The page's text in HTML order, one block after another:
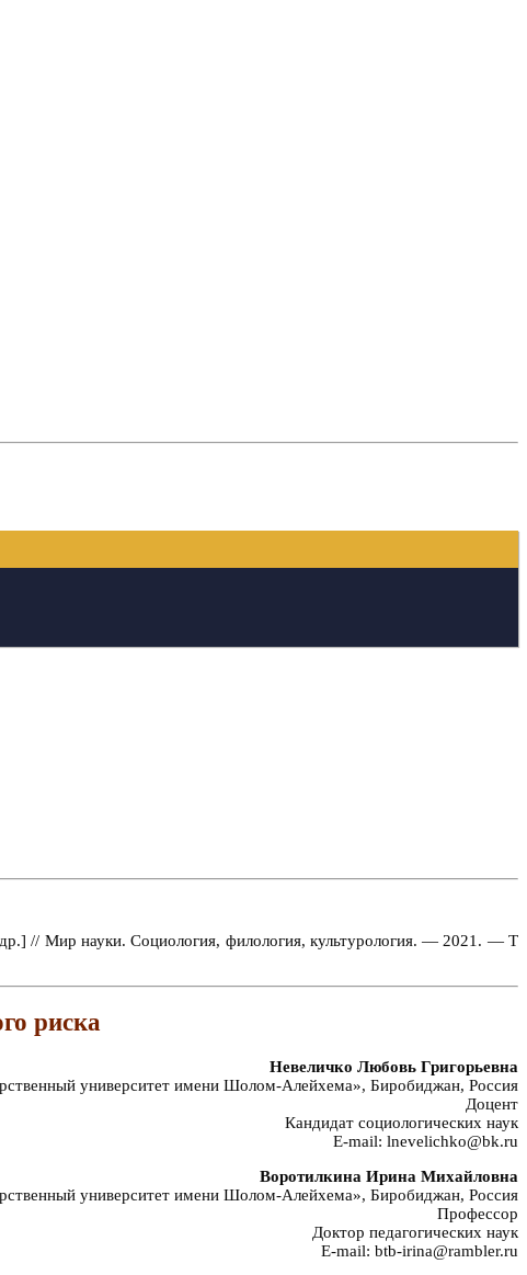
// Мир науки. Социология, филология, культурология. — 2021. — Т
риска
Невеличко Любовь Григорьевна
университет имени Шолом-Алейхема», Биробиджан, Россия
Доцент
Кандидат социологических наук
E-mail: lnevelichko@bk.ru
Воротилкина Ирина Михайловна
университет имени Шолом-Алейхема», Биробиджан, Россия
Профессор
Доктор педагогических наук
E-mail: btb-irina@rambler.ru